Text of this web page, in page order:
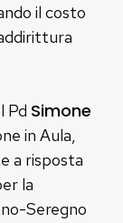
il costo
Pd Simone
in Aula,
a risposta
la
Seregno